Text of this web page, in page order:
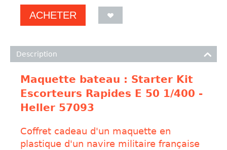
ACHETER
Description
Maquette bateau : Starter Kit
Escorteurs Rapides E 50 1/400 -
Heller 57093
Coffret cadeau d'un maquette en
plastique d'un navire militaire française